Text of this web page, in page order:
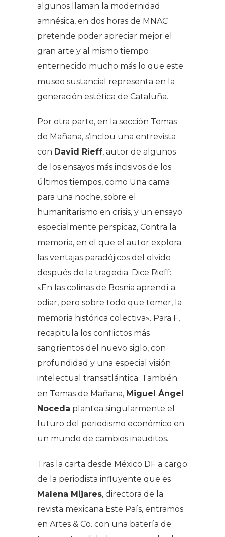
algunos llaman la modernidad
amnésica, en dos horas de MNAC
pretende poder apreciar mejor el
gran arte y al mismo tiempo
enternecido mucho más lo que este
museo sustancial representa en la
generación estética de Cataluña.
Por otra parte, en la sección Temas
de Mañana, s’inclou una entrevista
con David Rieff, autor de algunos
de los ensayos más incisivos de los
últimos tiempos, como Una cama
para una noche, sobre el
humanitarismo en crisis, y un ensayo
especialmente perspicaz, Contra la
memoria, en el que el autor explora
las ventajas paradójicos del olvido
después de la tragedia. Dice Rieff:
«En las colinas de Bosnia aprendí a
odiar, pero sobre todo que temer, la
memoria histórica colectiva». Para F,
recapitula los conflictos más
sangrientos del nuevo siglo, con
profundidad y una especial visión
intelectual transatlántica. También
en Temas de Mañana, Miguel Ángel
Noceda plantea singularmente el
futuro del periodismo económico en
un mundo de cambios inauditos.
Tras la carta desde México DF a cargo
de la periodista influyente que es
Malena Mijares, directora de la
revista mexicana Este País, entramos
en Artes & Co. con una batería de